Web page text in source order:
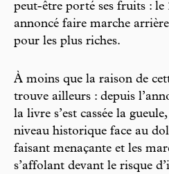
peut-être porté ses fruits : le
annoncé faire marche
pour les plus riches.
À moins que la raison de
trouve ailleurs : depuis
la livre s’est cassée la
niveau historique face au
faisant menaçante et les
s’affolant devant le risque